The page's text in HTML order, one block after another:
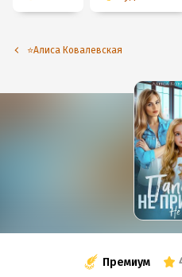
⭐️Алиса Ковалевская
Премиум